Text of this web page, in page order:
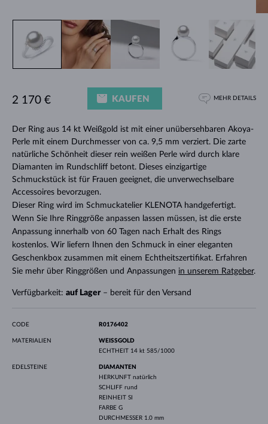
Der Ring aus 14 kt Weißgold ist mit einer unübersehbaren Akoya-
Perle mit einem Durchmesser von ca. 9,5 mm verziert. Die zarte
natürliche Schönheit dieser rein weißen Perle wird durch klare
Diamanten im Rundschliff betont. Dieses einzigartige
Schmuckstück ist für Frauen geeignet, die unverwechselbare
Accessoires bevorzugen.
Dieser Ring wird im Schmuckatelier KLENOTA handgefertigt.
Wenn Sie Ihre Ringgröße anpassen lassen müssen, ist die erste
Anpassung innerhalb von 60 Tagen nach Erhalt des Rings
kostenlos. Wir liefern Ihnen den Schmuck in einer eleganten
Geschenkbox zusammen mit einem Echtheitszertifikat. Erfahren
Sie mehr über Ringgrößen und Anpassungen in unserem Ratgeber.
Verfügbarkeit: auf Lager– bereit für den Versand
2 170 € KAUFEN MEHR DETAILS
CODE R0176402
MATERIALIEN
WEISSGOLD
ECHTHEIT 14 kt 585/1000
EDELSTEINE
DIAMANTEN
HERKUNFT natürlich
SCHLIFF rund
REINHEIT SI
FARBE G
DURCHMESSER 1.0 mm